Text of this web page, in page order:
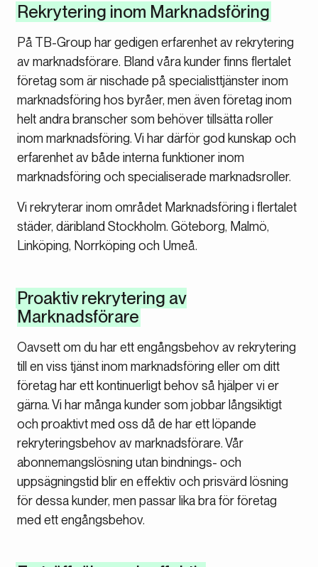
Rekrytering inom Marknadsföring
På TB-Group har gedigen erfarenhet av rekrytering
av marknadsförare. Bland våra kunder finns flertalet
företag som är nischade på specialisttjänster inom
marknadsföring hos byråer, men även företag inom
helt andra branscher som behöver tillsätta roller
inom marknadsföring. Vi har därför god kunskap och
erfarenhet av både interna funktioner inom
marknadsföring och specialiserade marknadsroller.
Vi rekryterar inom området Marknadsföring i flertalet
städer, däribland Stockholm. Göteborg, Malmö,
Linköping, Norrköping och Umeå.
Proaktiv rekrytering av
Marknadsförare
Oavsett om du har ett engångsbehov av rekrytering
till en viss tjänst inom marknadsföring eller om ditt
företag har ett kontinuerligt behov så hjälper vi er
gärna. Vi har många kunder som jobbar långsiktigt
och proaktivt med oss då de har ett löpande
rekryteringsbehov av marknadsförare. Vår
abonnemangslösning utan bindnings- och
uppsägningstid blir en effektiv och prisvärd lösning
för dessa kunder, men passar lika bra för företag
med ett engångsbehov.